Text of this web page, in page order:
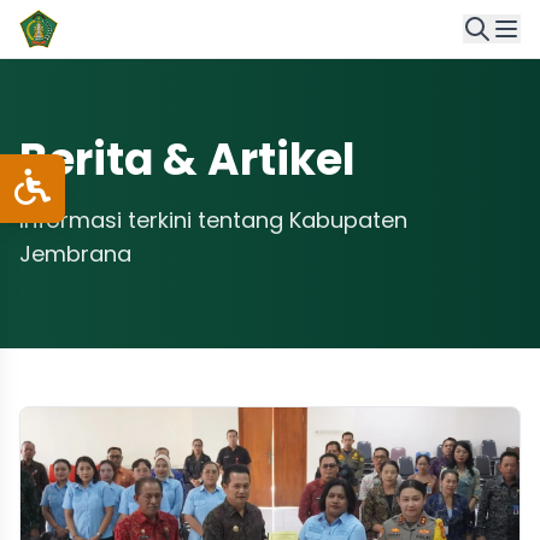
Berita & Artikel
Informasi terkini tentang Kabupaten
Jembrana